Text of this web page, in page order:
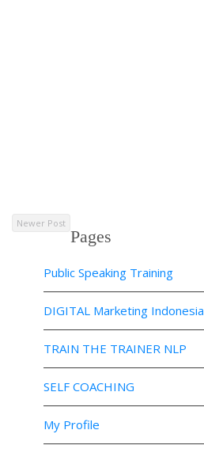
Newer Post
Pages
Public Speaking Training
DIGITAL Marketing Indonesia
TRAIN THE TRAINER NLP
SELF COACHING
My Profile